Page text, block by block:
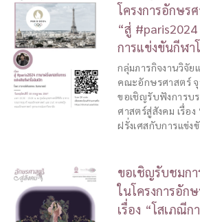
โครงการอักษร
“สู่
การแข่งขันกีฬา
กลุ่มภารกิจงานวิจั
คณะอักษรศาสตร์
ขอเชิญรับฟังการบร
ศาสตร์สู่สังคม เรื่อ
ฝรั่งเศสกับการแข่ง
ขอเชิญรับชมก
ในโครงการอัก
เรื่อง “โสเภณีก